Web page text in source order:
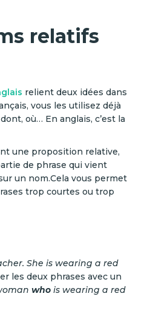
relatifs
relient deux idées dans
vous les utilisez déjà
où… En anglais, c’est la
une proposition relative,
de phrase qui vient
un nom.Cela vous permet
trop courtes ou trop
She is wearing a red
les deux phrases avec un
who is wearing a red